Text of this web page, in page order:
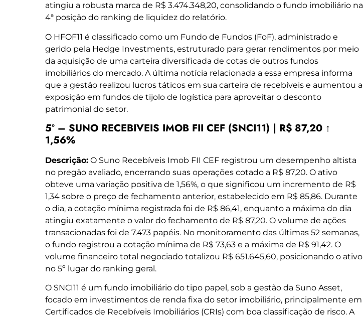
atingiu a robusta marca de R$ 3.474.348,20, consolidando o fundo imobiliário na
4ª posição do ranking de liquidez do relatório.
O HFOF11 é classificado como um Fundo de Fundos (FoF), administrado e
gerido pela Hedge Investments, estruturado para gerar rendimentos por meio
da aquisição de uma carteira diversificada de cotas de outros fundos
imobiliários do mercado. A última notícia relacionada a essa empresa informa
que a gestão realizou lucros táticos em sua carteira de recebíveis e aumentou a
exposição em fundos de tijolo de logística para aproveitar o desconto
patrimonial do setor.
5º – SUNO RECEBIVEIS IMOB FII CEF (SNCI11) | R$ 87,20 ↑
1,56%
Descrição: O Suno Recebíveis Imob FII CEF registrou um desempenho altista
no pregão avaliado, encerrando suas operações cotado a R$ 87,20. O ativo
obteve uma variação positiva de 1,56%, o que significou um incremento de R$
1,34 sobre o preço de fechamento anterior, estabelecido em R$ 85,86. Durante
o dia, a cotação mínima registrada foi de R$ 86,41, enquanto a máxima do dia
atingiu exatamente o valor do fechamento de R$ 87,20. O volume de ações
transacionadas foi de 7.473 papéis. No monitoramento das últimas 52 semanas,
o fundo registrou a cotação mínima de R$ 73,63 e a máxima de R$ 91,42. O
volume financeiro total negociado totalizou R$ 651.645,60, posicionando o ativo
no 5º lugar do ranking geral.
O SNCI11 é um fundo imobiliário do tipo papel, sob a gestão da Suno Asset,
focado em investimentos de renda fixa do setor imobiliário, principalmente em
Certificados de Recebíveis Imobiliários (CRIs) com boa classificação de risco. A